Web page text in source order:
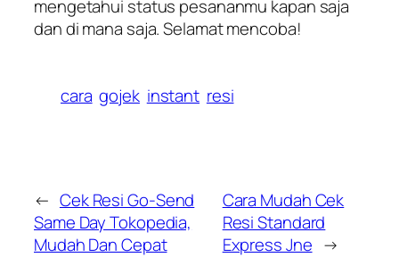
mengetahui status pesananmu kapan saja
dan di mana saja. Selamat mencoba!
cara gojek instant resi
← Cek Resi Go-Send
Same Day Tokopedia,
Mudah Dan Cepat
Cara Mudah Cek
Resi Standard
Express Jne →